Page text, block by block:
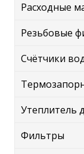
Расходные
Резьбовые
Счётчики
Утеплитель
Фильтры